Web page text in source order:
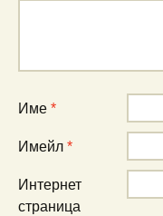
Име *
Имейл *
Интернет
страница